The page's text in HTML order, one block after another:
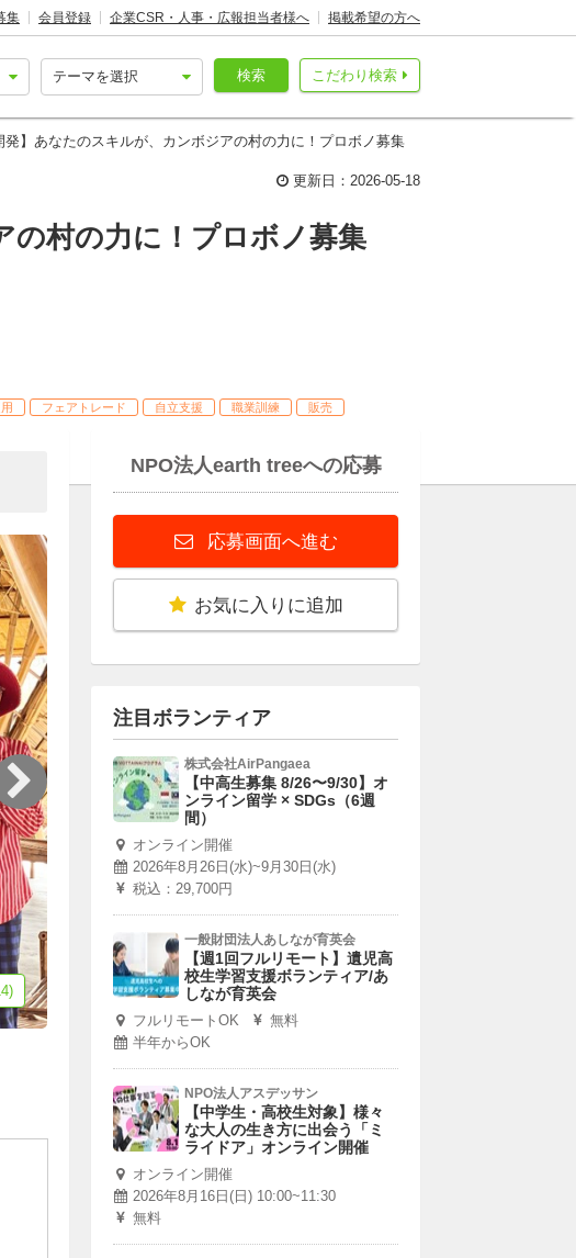
集 会員登録 企業CSR・人事・広報担当者様へ 掲載希望の方へ
こだわり検索
検索
発】あなたのスキルが、カンボジアの村の力に！プロボノ募集
更新日：2026-05-18
の村の力に！プロボノ募集
フェアトレード 自立支援 職業訓練 販売
NPO法人earth treeへの応募
応募画面へ進む
お気に入りに追加
注目ボランティア
株式会社AirPangaea
【中高生募集 8/26〜9/30】オ
ンライン留学 × SDGs（6週
間）
オンライン開催
2026年8月26日(水)~9月30日(水)
税込：29,700円
一般財団法人あしなが育英会
【週1回フルリモート】遺児高
校生学習支援ボランティア/あ
しなが育英会
フルリモートOK
無料
半年からOK
NPO法人アスデッサン
【中学生・高校生対象】様々
な大人の生き方に出会う「ミ
ライドア」オンライン開催
オンライン開催
2026年8月16日(日) 10:00~11:30
無料